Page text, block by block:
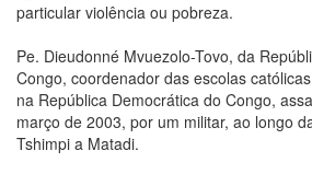
particular violência ou pobreza.
Pe. Dieudonné Mvuezolo-Tovo, da
Congo, coordenador das escolas
na República Democrática do Congo,
março de 2003, por um militar, ao longo
Tshimpi a Matadi.